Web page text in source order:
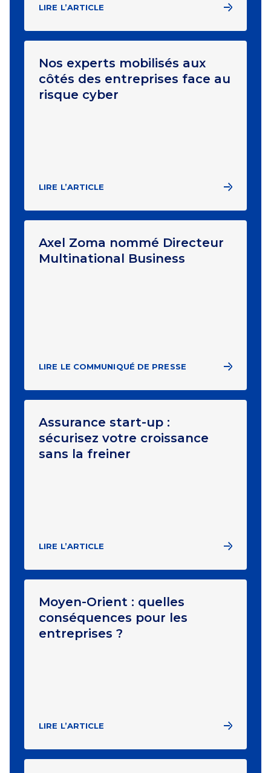
LIRE L’ARTICLE
Nos experts mobilisés aux
côtés des entreprises face au
risque cyber
LIRE L’ARTICLE
Axel Zoma nommé Directeur
Multinational Business
LIRE LE COMMUNIQUÉ DE PRESSE
Assurance start-up :
sécurisez votre croissance
sans la freiner
LIRE L’ARTICLE
Moyen-Orient : quelles
conséquences pour les
entreprises ?
LIRE L’ARTICLE